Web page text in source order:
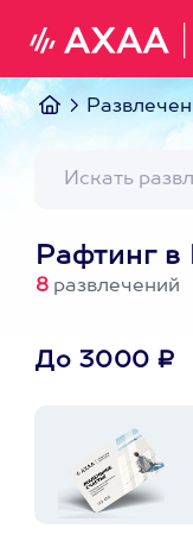
Рафтинг
8 развлечений
До 3000 ₽